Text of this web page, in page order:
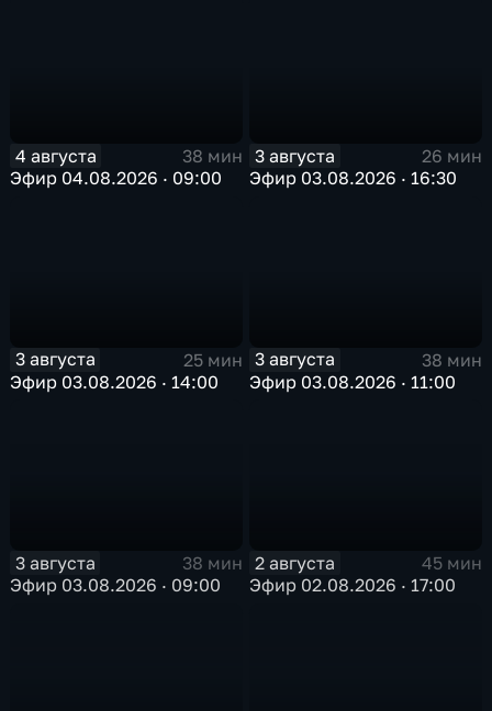
4 августа
38 мин
Эфир 04.08.2026 · 09:00
3 августа
26 мин
Эфир 03.08.2026 · 16:30
3 августа
25 мин
Эфир 03.08.2026 · 14:00
3 августа
38 мин
Эфир 03.08.2026 · 11:00
3 августа
38 мин
Эфир 03.08.2026 · 09:00
2 августа
45 мин
Эфир 02.08.2026 · 17:00